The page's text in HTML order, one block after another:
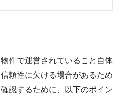
件で運営されていること自体
頼性に欠ける場合があるため
認するために、以下のポイン